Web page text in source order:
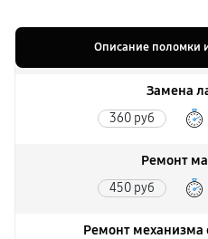
Описание поломки
Замена
360 руб
Ремонт
450 руб
Ремонт механизма